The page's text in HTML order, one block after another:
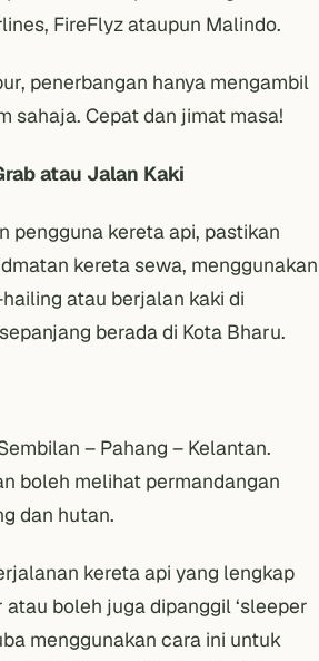
FireFlyz ataupun Malindo.
penerbangan hanya mengambil
sahaja. Cepat dan jimat masa!
atau Jalan Kaki
pengguna kereta api, pastikan
kereta sewa, menggunakan
atau berjalan kaki di
berada di Kota Bharu.
– Pahang – Kelantan.
boleh melihat permandangan
dan hutan.
kereta api yang lengkap
boleh juga dipanggil ‘sleeper
menggunakan cara ini untuk